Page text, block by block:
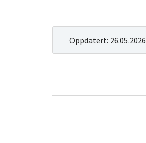
Oppdatert: 26.05.2026